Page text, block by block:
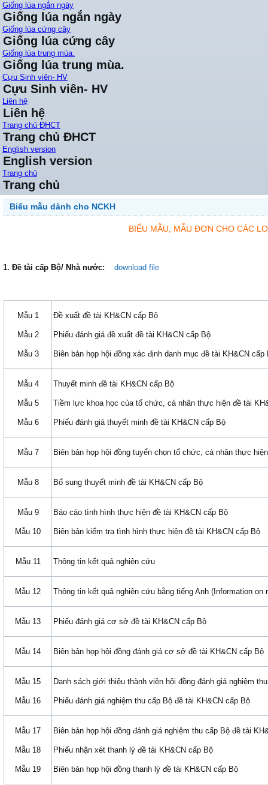
Giống lúa ngắn ngày
Giống lúa ngắn ngày
Giống lúa cứng cây
Giống lúa cứng cây
Giống lúa trung mùa.
Giống lúa trung mùa.
Cựu Sinh viên- HV
Cựu Sinh viên- HV
Liên hệ
Liên hệ
Trang chủ ĐHCT
Trang chủ ĐHCT
English version
English version
Trang chủ
Trang chủ
Biểu mẫu dành cho NCKH
BIỂU MẪU, MẪU ĐƠN CHO CÁC
1. Đề tài cấp Bộ/ Nhà nước: download file
Mẫu 1
Mẫu 2
Mẫu 3
Đề xuất đề tài KH&CN cấp Bộ
Phiếu đánh giá đề xuất đề tài KH&CN cấp Bộ
Biên bản họp hội đồng xác định danh mục đề tài KH&CN cấp
Mẫu 4
Mẫu 5
Mẫu 6
Thuyết minh đề tài KH&CN cấp Bộ
Tiềm lực khoa học của tổ chức, cá nhân thực hiện đề tài
Phiếu đánh giá thuyết minh đề tài KH&CN cấp Bộ
Mẫu 7 Biên bản họp hội đồng tuyển chọn tổ chức, cá nhân thực
Mẫu 8 Bổ sung thuyết minh đề tài KH&CN cấp Bộ
Mẫu 9
Mẫu 10
Báo cáo tình hình thực hiện đề tài KH&CN cấp Bộ
Biên bản kiểm tra tình hình thực hiện đề tài KH&CN cấp Bộ
Mẫu 11 Thông tin kết quả nghiên cứu
Mẫu 12 Thông tin kết quả nghiên cứu bằng tiếng Anh (Information on
Mẫu 13 Phiếu đánh giá cơ sở đề tài KH&CN cấp Bộ
Mẫu 14 Biên bản họp hội đồng đánh giá cơ sở đề tài KH&CN cấp Bộ
Mẫu 15
Mẫu 16
Danh sách giới thiệu thành viên hội đồng đánh giá nghiệm
Phiếu đánh giá nghiệm thu cấp Bộ đề tài KH&CN cấp Bộ
Mẫu 17
Mẫu 18
Mẫu 19
Biên bản họp hội đồng đánh giá nghiệm thu cấp Bộ đề tài
Phiếu nhận xét thanh lý đề tài KH&CN cấp Bộ
Biên bản họp hội đồng thanh lý đề tài KH&CN cấp Bộ